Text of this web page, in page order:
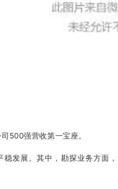
500强营收第一宝座。
发展。其中，勘探业务方